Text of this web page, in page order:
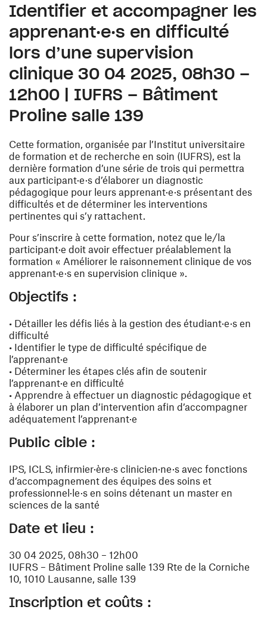
Identifier et accompagner les
apprenant·e·s en difficulté
lors d’une supervision
clinique 30 04 2025, 08h30 –
12h00 | IUFRS – Bâtiment
Proline salle 139
Cette formation, organisée par l’Institut universitaire
de formation et de recherche en soin (IUFRS), est la
dernière formation d’une série de trois qui permettra
aux participant·e·s d’élaborer un diagnostic
pédagogique pour leurs apprenant·e·s présentant des
difficultés et de déterminer les interventions
pertinentes qui s’y rattachent.
Pour s’inscrire à cette formation, notez que le/la
participant·e doit avoir effectuer préalablement la
formation « Améliorer le raisonnement clinique de vos
apprenant·e·s en supervision clinique ».
Objectifs :
• Détailler les défis liés à la gestion des étudiant·e·s en
difficulté
• Identifier le type de difficulté spécifique de
l’apprenant·e
• Déterminer les étapes clés afin de soutenir
l’apprenant·e en difficulté
• Apprendre à effectuer un diagnostic pédagogique et
à élaborer un plan d’intervention afin d’accompagner
adéquatement l’apprenant·e
Public cible :
IPS, ICLS, infirmier·ère·s clinicien·ne·s avec fonctions
d’accompagnement des équipes des soins et
professionnel·le·s en soins détenant un master en
sciences de la santé
Date et lieu :
30 04 2025, 08h30 – 12h00
IUFRS – Bâtiment Proline salle 139 Rte de la Corniche
10, 1010 Lausanne, salle 139
Inscription et coûts :